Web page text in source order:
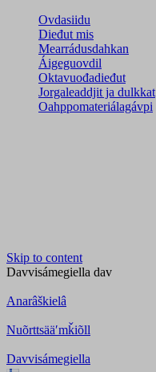
Ovdasiidu
Dieđut mis
Mearrádusdahkan
Áigeguovdil
Oktavuođadieđut
Jorgaleaddjit ja dulkkat
Oahppomateriálagávpi
Skip to content
Davvisámegiella dav
Anarâškielâ
Nuõrttsääʹmǩiõll
Davvisámegiella